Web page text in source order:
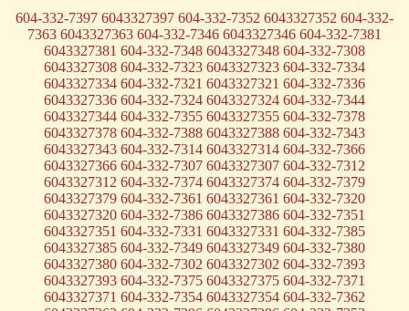
604-332-7397 6043327397 604-332-7352 6043327352 604-332-
7363 6043327363 604-332-7346 6043327346 604-332-7381
6043327381 604-332-7348 6043327348 604-332-7308
6043327308 604-332-7323 6043327323 604-332-7334
6043327334 604-332-7321 6043327321 604-332-7336
6043327336 604-332-7324 6043327324 604-332-7344
6043327344 604-332-7355 6043327355 604-332-7378
6043327378 604-332-7388 6043327388 604-332-7343
6043327343 604-332-7314 6043327314 604-332-7366
6043327366 604-332-7307 6043327307 604-332-7312
6043327312 604-332-7374 6043327374 604-332-7379
6043327379 604-332-7361 6043327361 604-332-7320
6043327320 604-332-7386 6043327386 604-332-7351
6043327351 604-332-7331 6043327331 604-332-7385
6043327385 604-332-7349 6043327349 604-332-7380
6043327380 604-332-7302 6043327302 604-332-7393
6043327393 604-332-7375 6043327375 604-332-7371
6043327371 604-332-7354 6043327354 604-332-7362